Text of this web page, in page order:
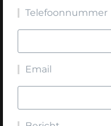
Telefoonnummer
Email